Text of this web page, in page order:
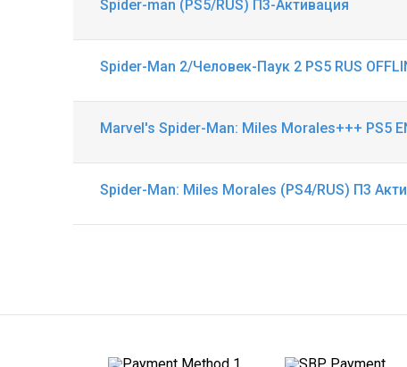
Spider-man (PS5/RUS) П3-Активация
Spider-Man 2/Человек-Паук 2 PS5 RUS
Marvel's Spider-Man: Miles Morales+++ PS5
Spider-Man: Miles Morales (PS4/RUS) П3